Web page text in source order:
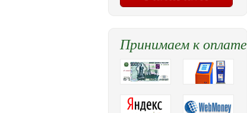
Принимаем к оплате